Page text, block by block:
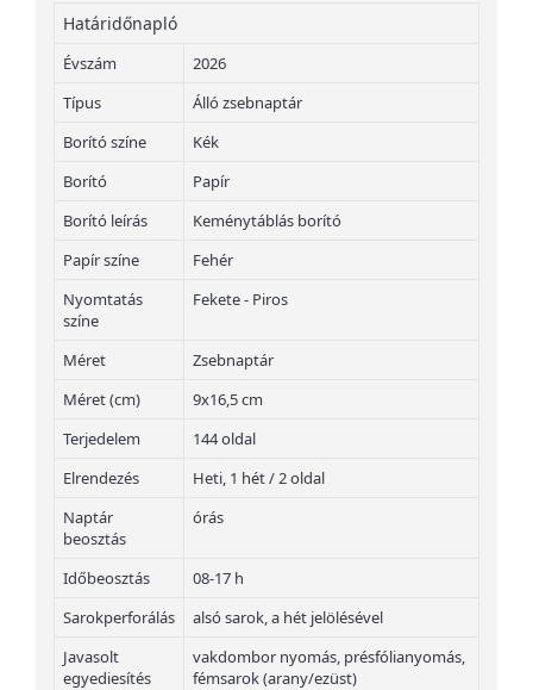
Határidőnapló
Évszám
2026
Típus
Álló zsebnaptár
Borító színe
Kék
Borító
Papír
Borító leírás
Keménytáblás borító
Papír színe
Fehér
Nyomtatás
színe
Fekete - Piros
Méret
Zsebnaptár
Méret (cm)
9x16,5 cm
Terjedelem
144 oldal
Elrendezés
Heti, 1 hét / 2 oldal
Naptár
beosztás
órás
Időbeosztás
08-17 h
Sarokperforálás
alsó sarok, a hét jelölésével
Javasolt
egyediesítés
vakdombor nyomás, présfólianyomás,
fémsarok (arany/ezüst)